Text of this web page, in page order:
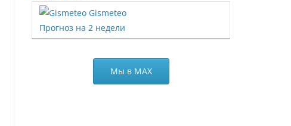
Gismeteo
Прогноз на 2 недели
Мы в МАХ